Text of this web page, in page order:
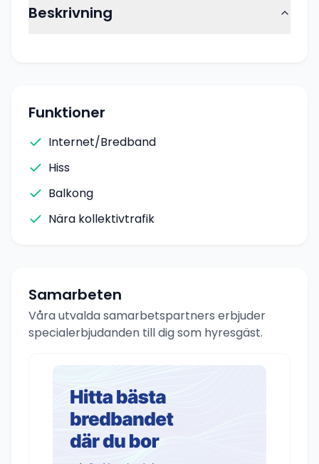
Beskrivning
Funktioner
Internet/Bredband
Hiss
Balkong
Nära kollektivtrafik
Samarbeten
Våra utvalda samarbetspartners erbjuder
specialerbjudanden till dig som hyresgäst.